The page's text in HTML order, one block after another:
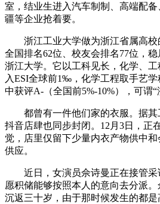
室，结业生进入汽车制制、高端配
疆等企业抢着要。
浙江工业大学做为浙江省属高校
全国排名62位、校友会排名77位，
浙江大学。它以工科见长，化学、
入ESI全球前1‰，化学工程取手艺
中获评A-（全国前5%-10%），可谓“
都曾有一件他们家的衣服。据其
抖音店肆也同步封闭。12月3日，正
觉，店里仅留下少量内衣产物供中
供应。
近日，女演员佘诗曼正在接管采
愿积储能够按照本人的意向去分派
沉返三十岁，由于那时候发生的都